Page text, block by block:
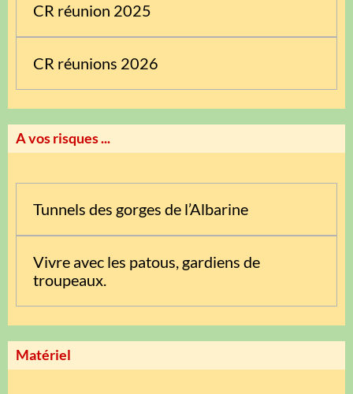
CR réunion 2025
CR réunions 2026
A vos risques ...
Tunnels des gorges de l’Albarine
Vivre avec les patous, gardiens de
troupeaux.
Matériel